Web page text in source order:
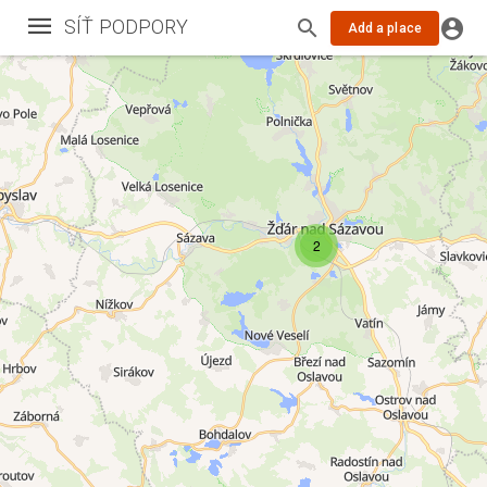
SÍŤ PODPORY Add a place
2